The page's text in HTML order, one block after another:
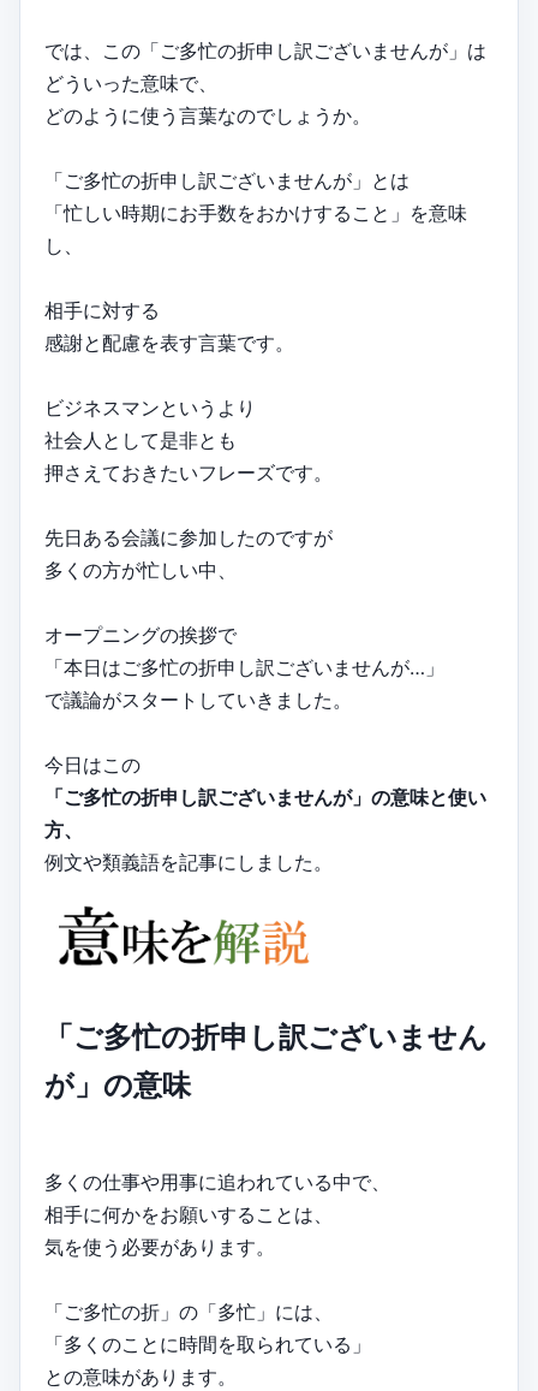
では、この「ご多忙の折申し訳ございませんが」は
どういった意味で、
どのように使う言葉なのでしょうか。
「ご多忙の折申し訳ございませんが」とは
「忙しい時期にお手数をおかけすること」を意味
し、
相手に対する
感謝と配慮を表す言葉です。
ビジネスマンというより
社会人として是非とも
押さえておきたいフレーズです。
先日ある会議に参加したのですが
多くの方が忙しい中、
オープニングの挨拶で
「本日はご多忙の折申し訳ございませんが…」
で議論がスタートしていきました。
今日はこの
「ご多忙の折申し訳ございませんが」の意味と使い
方、
例文や類義語を記事にしました。
「ご多忙の折申し訳ございません
が」の意味
多くの仕事や用事に追われている中で、
相手に何かをお願いすることは、
気を使う必要があります。
「ご多忙の折」の「多忙」には、
「多くのことに時間を取られている」
との意味があります。